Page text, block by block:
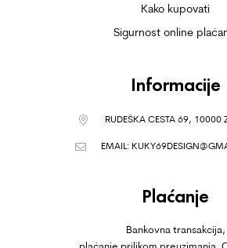
Kako kupovati
Sigurnost online
Informacije
RUDEŠKA CESTA 69, 10000
EMAIL:
Plaćanje
Bankovna transakcija,
plaćanje prilikom preuzimanja,